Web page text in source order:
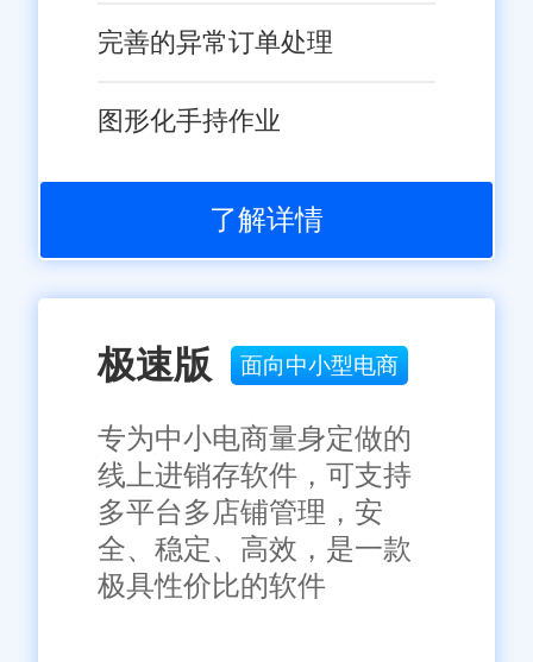
完善的异常订单处理
图形化手持作业
了解详情
极速版 面向中小型电商
专为中小电商量身定做的
线上进销存软件，可支持
多平台多店铺管理，安
全、稳定、高效，是一款
极具性价比的软件